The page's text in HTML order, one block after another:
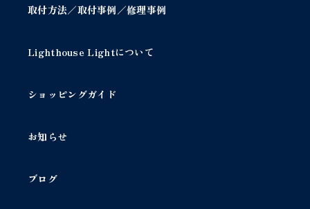
取付方法／取付事例／修理事例
Lighthouse Lightについて
ショッピングガイド
お知らせ
ブログ